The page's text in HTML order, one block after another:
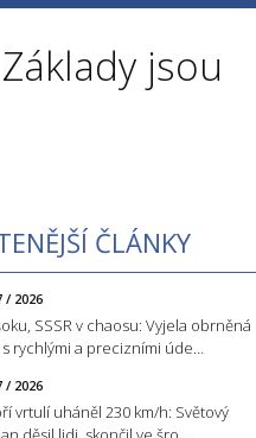
jsou
ČLÁNKY
/ 2026
SSSR v chaosu: Vyjela obrněná
rychlými a precizními úde…
/ 2026
vrtulí uháněl 230 km/h: Světový